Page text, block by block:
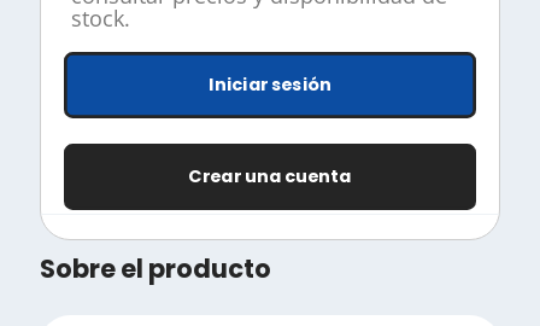
stock.
Iniciar sesión
Crear una cuenta
Sobre el producto